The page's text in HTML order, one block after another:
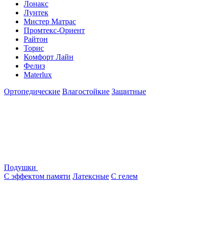
Лонакс
Лунтек
Мистер Матрас
Промтекс-Ориент
Райтон
Торис
Комфорт Лайн
Фелиз
Materlux
Ортопедические Влагостойкие Защитные
Подушки
С эффектом памяти Латексные С гелем